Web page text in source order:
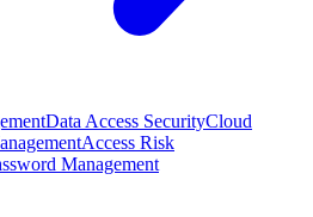
Data Access SecurityCloud
Access Risk
Management